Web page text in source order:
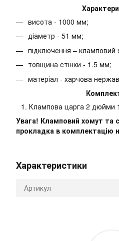
висота - 1000 мм;
діаметр - 51 мм;
підключення – кламповий
товщина стінки - 1.5 мм;
матеріал - харчова
Клампова царга 2 дюйми
Увага! Кламповий хомут та
прокладка в комплектацію
Характеристики
Артикул